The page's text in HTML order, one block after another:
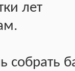
лет
собрать